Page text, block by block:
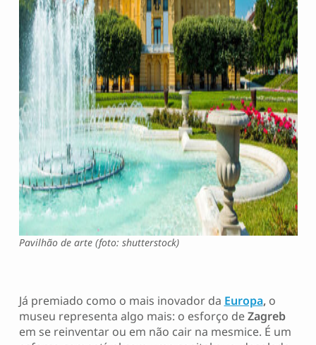
Pavilhão de arte (foto: shutterstock)
Já premiado como o mais inovador da Europa,o
museu representa algo mais: o esforço deZagreb
em se reinventar ou em não cair na mesmice. É um